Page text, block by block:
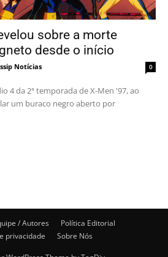
sobre a morte
desde o início
Notícias 0
4 da 2ª temporada de X-Men '97, ao
um buraco negro aberto por
/ Autores
Política Editorial
privacidade
Sobre Nós